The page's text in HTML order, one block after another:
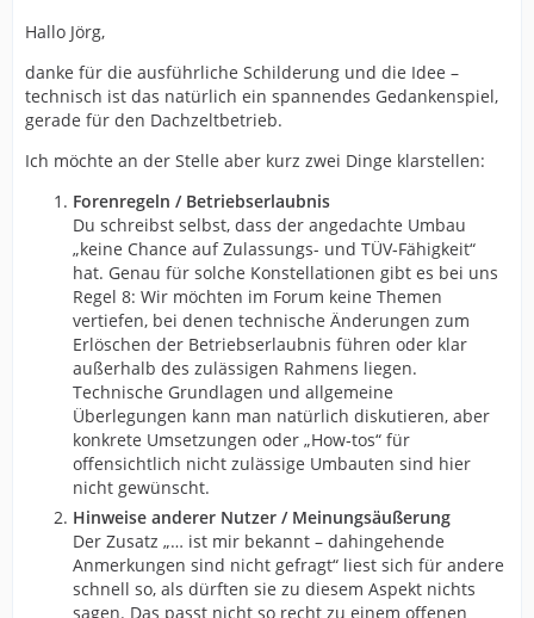
Hallo Jörg,
danke für die ausführliche Schilderung und die Idee –
technisch ist das natürlich ein spannendes Gedankenspiel,
gerade für den Dachzeltbetrieb.
Ich möchte an der Stelle aber kurz zwei Dinge klarstellen:
Forenregeln / Betriebserlaubnis
Du schreibst selbst, dass der angedachte Umbau
„keine Chance auf Zulassungs- und TÜV‑Fähigkeit“
hat. Genau für solche Konstellationen gibt es bei uns
Regel 8: Wir möchten im Forum keine Themen
vertiefen, bei denen technische Änderungen zum
Erlöschen der Betriebserlaubnis führen oder klar
außerhalb des zulässigen Rahmens liegen.
Technische Grundlagen und allgemeine
Überlegungen kann man natürlich diskutieren, aber
konkrete Umsetzungen oder „How‑tos“ für
offensichtlich nicht zulässige Umbauten sind hier
nicht gewünscht.
Hinweise anderer Nutzer / Meinungsäußerung
Der Zusatz „… ist mir bekannt – dahingehende
Anmerkungen sind nicht gefragt“ liest sich für andere
schnell so, als dürften sie zu diesem Aspekt nichts
sagen. Das passt nicht so recht zu einem offenen